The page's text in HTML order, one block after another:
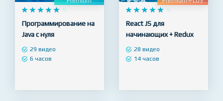
Premium
    
    
Программирование на
Java с нуля
Premium-PLUS
    
     5
React JS для
начинающих + Redux